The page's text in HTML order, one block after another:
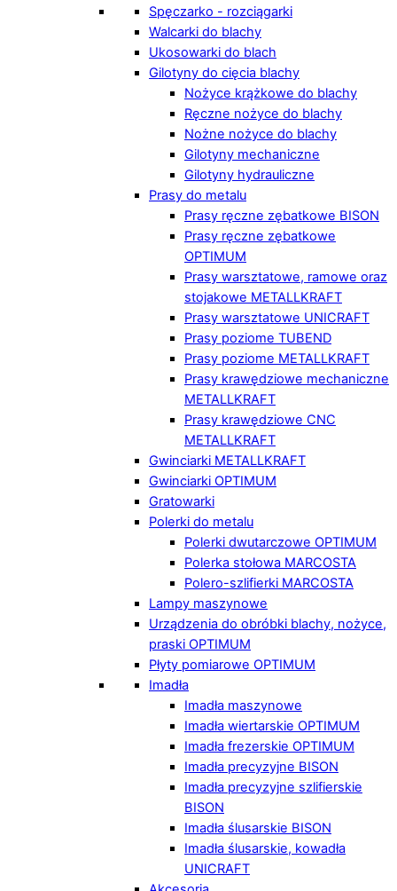
Spęczarko - rozciągarki
Walcarki do blachy
Ukosowarki do blach
Gilotyny do cięcia blachy
Nożyce krążkowe do blachy
Ręczne nożyce do blachy
Nożne nożyce do blachy
Gilotyny mechaniczne
Gilotyny hydrauliczne
Prasy do metalu
Prasy ręczne zębatkowe BISON
Prasy ręczne zębatkowe
OPTIMUM
Prasy warsztatowe, ramowe oraz
stojakowe METALLKRAFT
Prasy warsztatowe UNICRAFT
Prasy poziome TUBEND
Prasy poziome METALLKRAFT
Prasy krawędziowe mechaniczne
METALLKRAFT
Prasy krawędziowe CNC
METALLKRAFT
Gwinciarki METALLKRAFT
Gwinciarki OPTIMUM
Gratowarki
Polerki do metalu
Polerki dwutarczowe OPTIMUM
Polerka stołowa MARCOSTA
Polero-szlifierki MARCOSTA
Lampy maszynowe
Urządzenia do obróbki blachy, nożyce,
praski OPTIMUM
Płyty pomiarowe OPTIMUM
Imadła
Imadła maszynowe
Imadła wiertarskie OPTIMUM
Imadła frezerskie OPTIMUM
Imadła precyzyjne BISON
Imadła precyzyjne szlifierskie
BISON
Imadła ślusarskie BISON
Imadła ślusarskie, kowadła
UNICRAFT